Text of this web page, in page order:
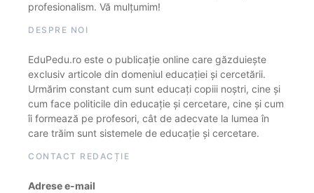
profesionalism. Vă mulțumim!
DESPRE NOI
EduPedu.ro este o publicație online care găzduiește
exclusiv articole din domeniul educației și cercetării.
Urmărim constant cum sunt educați copiii noștri, cine și
cum face politicile din educație și cercetare, cine și cum
îi formează pe profesori, cât de adecvate la lumea în
care trăim sunt sistemele de educație și cercetare.
CONTACT REDACȚIE
Adrese e-mail